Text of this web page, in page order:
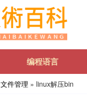
编程语言
文件管理 » linux解压bin